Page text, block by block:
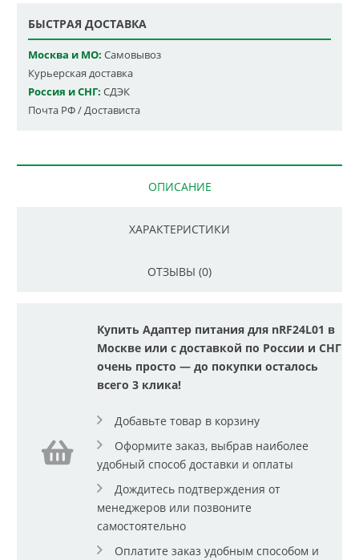
БЫСТРАЯ ДОСТАВКА
Москва и МО: Самовывоз
Курьерская доставка
Россия и СНГ: СДЭК
Почта РФ / Достависта
ОПИСАНИЕ
ХАРАКТЕРИСТИКИ
ОТЗЫВЫ (0)
Купить Адаптер питания для nRF24L01 в
Москве или с доставкой по России и СНГ
очень просто — до покупки осталось
всего 3 клика!
Добавьте товар в корзину
Оформите заказ, выбрав наиболее
удобный способ доставки и оплаты
Дождитесь подтверждения от
менеджеров или позвоните
самостоятельно
Оплатите заказ удобным способом и